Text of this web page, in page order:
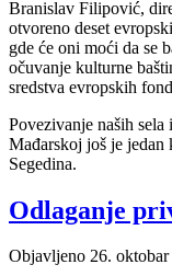
Branislav Filipović,
otvoreno deset
gde će oni moći da se
očuvanje kulturne
sredstva evropskih
Povezivanje naših
Mađarskoj još je
Segedina.
Odlaganje
Objavljeno 26. oktobar